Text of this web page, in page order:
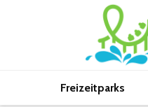
Freizeitparks